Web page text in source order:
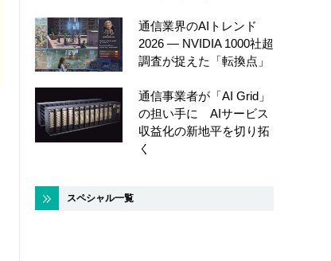
通信業界のAIトレンド
2026 ― NVIDIA 1000社超
調査が捉えた「転換点」
通信事業者が「AI Grid」
の担い手に AIサービス
収益化の新地平を切り拓
く
スペシャル一覧